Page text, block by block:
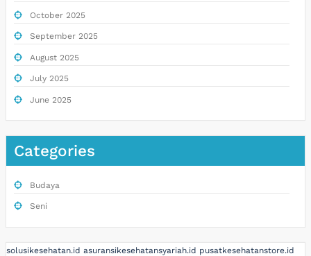
October 2025
September 2025
August 2025
July 2025
June 2025
Categories
Budaya
Seni
solusikesehatan.id asuransikesehatansyariah.id pusatkesehatanstore.id